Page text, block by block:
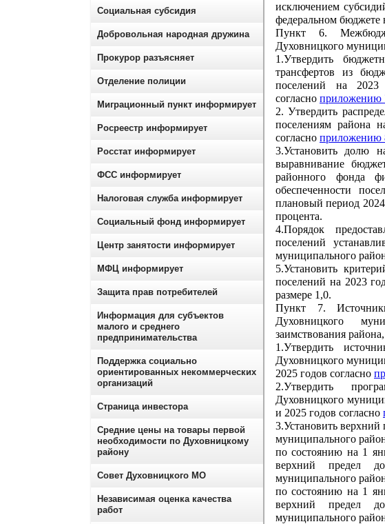
исключением
федеральном бюджете
Пункт 6.
Духовницкого
1.Утвердить
трансфертов из
поселений на
согласно приложению
2. Утвердить
поселениям района
согласно приложению
3.Установить долю
выравнивание
районного фонда
обеспеченности
плановый период 2024
процента.
4.Порядок
поселений
муниципального
5.Установить
поселений на 2023
размере 1,0.
Пункт 7.
Духовницкого
заимствования
1.Утвердить
Духовницкого
2025 годов согласно
2.Утвердить
Духовницкого
и 2025 годов согласно
3.Установить
муниципального
по состоянию на 1
верхний предел
муниципального
по состоянию на 1
верхний предел
муниципального
Социальная субсидия
Добровольная народная дружина
Прокурор разъясняет
Отделение полиции
Миграционный пункт информирует
Росреестр информирует
Росстат информирует
ФСС информирует
Налоговая служба информирует
Социальный фонд информирует
Центр занятости информирует
МФЦ информирует
Защита прав потребителей
Информация для субъектов
малого и среднего
предпринимательства
Поддержка социально
ориентированных некоммерческих
организаций
Страница инвестора
Средние цены на товары первой
необходимости по Духовницкому
району
Совет Духовницкого МО
Независимая оценка качества
работ